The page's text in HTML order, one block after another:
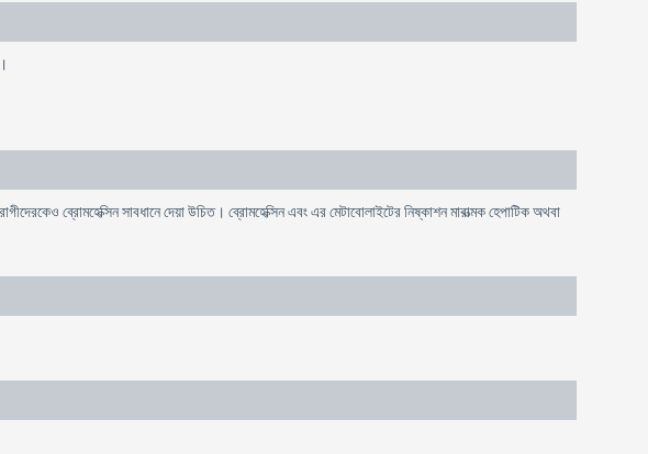
ব্রোমহেক্সিন সাবধানে দেয়া উচিত। ব্রোমহেক্সিন এবং এর মেটাবোলাইটের নিষ্কাশন মারাত্মক হেপাটিক অথবা